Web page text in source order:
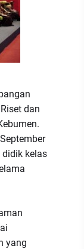
dan
didik kelas
yang